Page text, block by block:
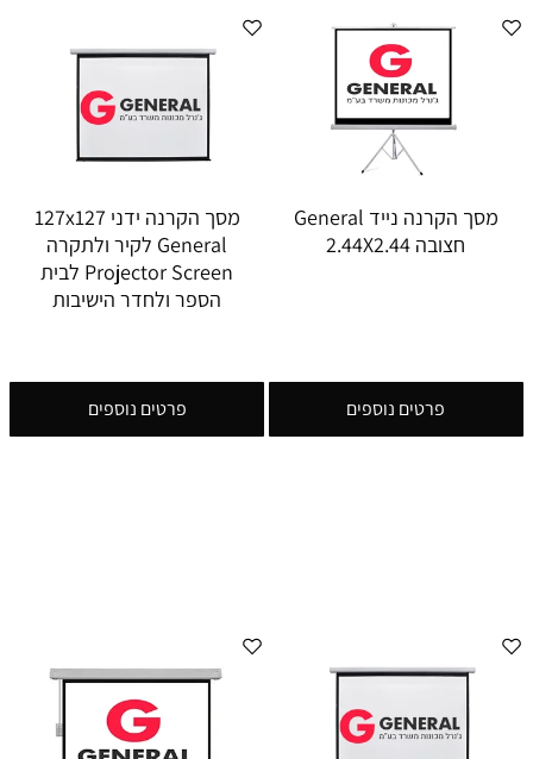
מסך הקרנה נייד General
חצובה 2.44X2.44
פרטים נוספים
מסך הקרנה ידני 127x127
General לקיר ולתקרה
Projector Screen לבית
הספר ולחדר הישיבות
פרטים נוספים